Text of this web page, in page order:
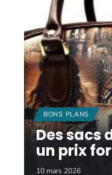
BONS PLANS
Des sacs
un prix
10 mars 2026